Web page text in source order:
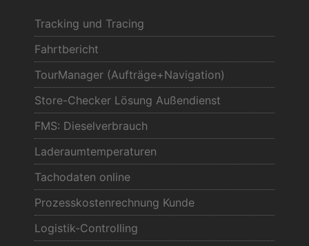
Tracking und Tracing
Fahrtbericht
TourManager (Aufträge+Navigation)
Store-Checker Lösung Außendienst
FMS: Dieselverbrauch
Laderaumtemperaturen
Tachodaten online
Prozesskostenrechnung Kunde
Logistik-Controlling